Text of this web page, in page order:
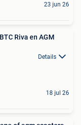
23 jun 26
Riva en AGM
Details
18 jul 26